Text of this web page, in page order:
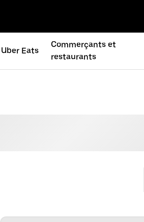
Uber Eats
Commerçants et
restaurants